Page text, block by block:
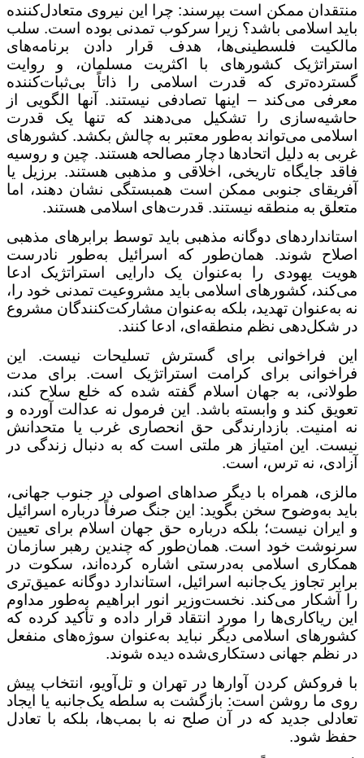
منتقدان ممکن است بپرسند: چرا این نیروی متعادل‌کننده
باید اسلامی باشد؟ زیرا سرکوب تمدنی بوده است. سلب
مالکیت فلسطینی‌ها، هدف قرار دادن برنامه‌های
استراتژیک کشورهای با اکثریت مسلمان، و روایت
گسترده‌تری که قدرت اسلامی را ذاتاً بی‌ثبات‌کننده
معرفی می‌کند– اینها تصادفی نیستند. آنها الگویی از
حاشیه‌سازی را تشکیل می‌دهند که تنها یک قدرت
اسلامی می‌تواند به‌طور معتبر به چالش بکشد. کشورهای
غربی به دلیل اتحادها دچار مصالحه هستند. چین و روسیه
فاقد جایگاه تاریخی، اخلاقی و مذهبی هستند. برزیل یا
آفریقای جنوبی ممکن است همبستگی نشان دهند، اما
متعلق به منطقه نیستند. قدرت‌های اسلامی هستند.
استانداردهای دوگانه مذهبی باید توسط برابرهای مذهبی
اصلاح شوند. همان‌طور که اسرائیل به‌طور نادرست
هویت یهودی را به‌عنوان یک دارایی استراتژیک ادعا
می‌کند، کشورهای اسلامی باید مشروعیت تمدنی خود را،
نه به‌عنوان تهدید، بلکه به‌عنوان مشارکت‌کنندگان مشروع
در شکل‌دهی نظم منطقه‌ای، ادعا کنند.
این فراخوانی برای گسترش تسلیحات نیست. این
فراخوانی برای کرامت استراتژیک است. برای مدت
طولانی، به جهان اسلام گفته شده که خلع سلاح کند،
تعویق کند و وابسته باشد. این فرمول نه عدالت آورده و
نه امنیت. بازدارندگی حق انحصاری غرب یا متحدانش
نیست. این امتیاز هر ملتی است که به دنبال زندگی در
آزادی، نه ترس، است.
مالزی، همراه با دیگر صداهای اصولی در جنوب جهانی،
باید به‌وضوح سخن بگوید: این جنگ صرفاً درباره اسرائیل
و ایران نیست؛ بلکه درباره حق جهان اسلام برای تعیین
سرنوشت خود است. همان‌طور که چندین رهبر سازمان
همکاری اسلامی به‌درستی اشاره کرده‌اند، سکوت در
برابر تجاوز یک‌جانبه اسرائیل، استاندارد دوگانه عمیق‌تری
را آشکار می‌کند. نخست‌وزیر انور ابراهیم به‌طور مداوم
این ریاکاری‌ها را مورد انتقاد قرار داده و تأکید کرده که
کشورهای اسلامی دیگر نباید به‌عنوان سوژه‌های منفعل
در نظم جهانی دستکاری‌شده دیده شوند.
با فروکش کردن آوارها در تهران و تل‌آویو، انتخاب پیش
روی ما روشن است: بازگشت به سلطه یک‌جانبه یا ایجاد
تعادلی جدید که در آن صلح نه با بمب‌ها، بلکه با تعادل
حفظ شود.